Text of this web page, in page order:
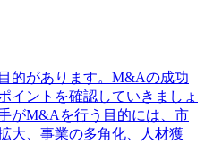
的があります。M&Aの成功
イントを確認していきましょ
がM&Aを行う目的には、市
大、事業の多角化、人材獲